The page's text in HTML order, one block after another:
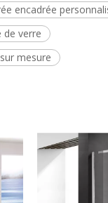
encadrée
de verre
mesure